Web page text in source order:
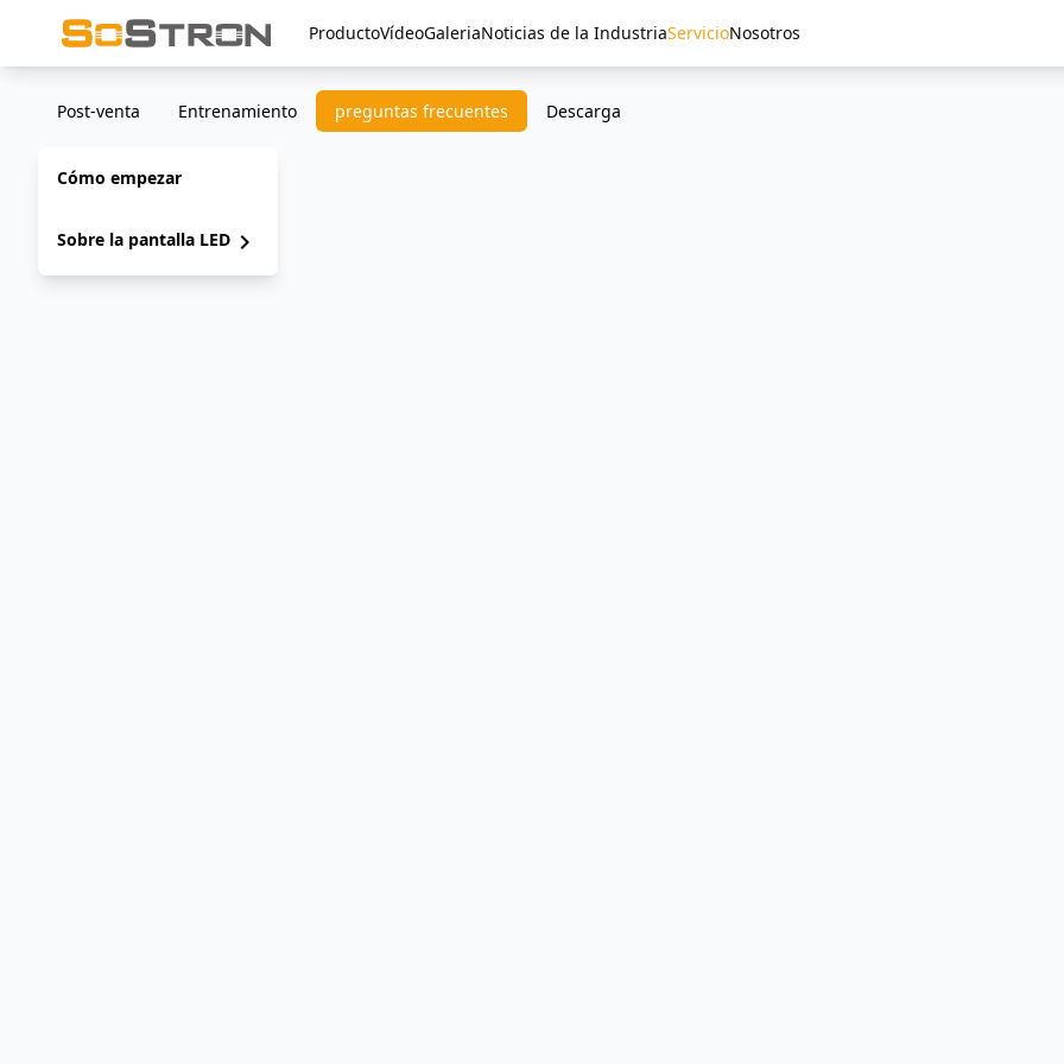
ProductoVídeoGaleriaNoticias de la IndustriaServicioNosotros
Post-venta Entrenamiento preguntas frecuentes Descarga
Cómo empezar
Sobre la pantalla LED chevron_right